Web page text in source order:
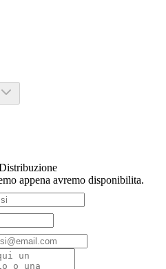
appena avremo disponibilita.